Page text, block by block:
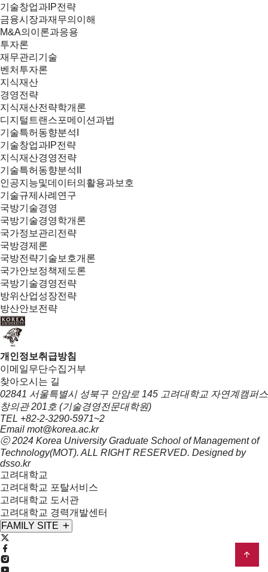
기술창업과IP전략
금융시장과재무의이해
M&A의이론과응용
투자론
재무관리기술
벤처투자론
지식재산
경영전략
지식재산전략학개론
디지털트랜스포메이션과법
기술특허동향분석I
기술창업과IP전략
지식재산경영전략
기술특허동향분석II
인공지능및데이터의활용과보호
기술규제사례연구
국방기술경영
국방기술경영학개론
국가정보관리전략
국방경제론
국방전략기술보호개론
국가안보정책제도론
국방기술경영전략
방위산업성장전략
방산안보전략
개인정보취급방침
이메일무단수집거부
찾아오시는 길
02841 서울특별시 성북구 안암로 145 고려대학교 자연계캠퍼스
창의관 201호 (기술경영전문대학원)
TEL +82-2-3290-5971~2
Email mot@korea.ac.kr
ⓒ 2024 Korea University Graduate School ofManagement of
Technology(MOT). ALL RIGHT RESERVED. Designed by
dsso.kr
고려대학교
고려대학교 포탈서비스
고려대학교 도서관
고려대학교 경력개발센터
FAMILY SITE